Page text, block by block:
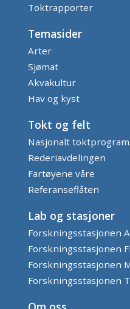
Toktrapporter
Temasider
Arter
Sjømat
Akvakultur
Hav og kyst
Tokt og felt
Nasjonalt toktprogram
Rederiavdelingen
Fartøyene våre
Referanseflåten
Lab og stasjoner
Forskningsstasjonen
Forskningsstasjonen
Forskningsstasjonen
Forskningsstasjonen